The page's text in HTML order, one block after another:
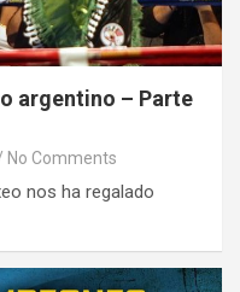
argentino – Parte
No Comments
nos ha regalado